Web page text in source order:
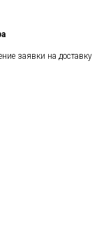
заявки на доставку